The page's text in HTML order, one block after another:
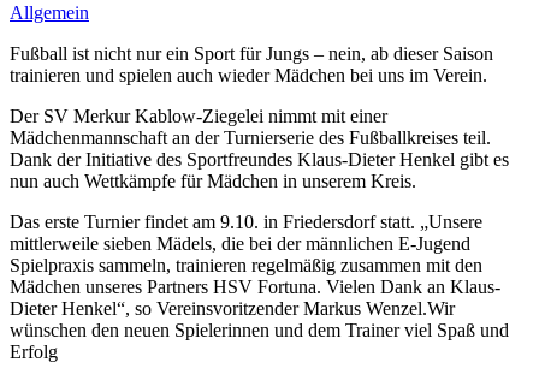
Allgemein
Fußball ist nicht nur ein Sport für Jungs – nein, ab dieser Saison
trainieren und spielen auch wieder Mädchen bei uns im Verein.
Der SV Merkur Kablow-Ziegelei nimmt mit einer
Mädchenmannschaft an der Turnierserie des Fußballkreises teil.
Dank der Initiative des Sportfreundes Klaus-Dieter Henkel gibt es
nun auch Wettkämpfe für Mädchen in unserem Kreis.
Das erste Turnier findet am 9.10. in Friedersdorf statt. „Unsere
mittlerweile sieben Mädels, die bei der männlichen E-Jugend
Spielpraxis sammeln, trainieren regelmäßig zusammen mit den
Mädchen unseres Partners HSV Fortuna. Vielen Dank an Klaus-
Dieter Henkel“, so Vereinsvoritzender Markus Wenzel.Wir
wünschen den neuen Spielerinnen und dem Trainer viel Spaß und
Erfolg